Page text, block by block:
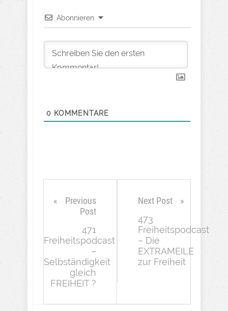
Abonnieren
0 KOMMENTARE
Previous
Post
471
Freiheitspodcast
–
Selbständigkeit
gleich
FREIHEIT ?
Next Post
473
Freiheitspodcast
– Die
EXTRAMEILE
zur Freiheit